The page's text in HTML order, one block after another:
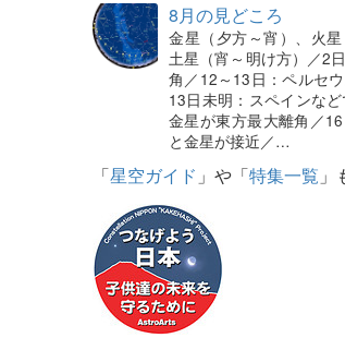
8月の見どころ
金星（夕方～宵）、火星
土星（宵～明け方）／2
角／12～13日：ペルセ
13日未明：スペインな
金星が東方最大離角／
と金星が接近／…
「星空ガイド 」や「特集一覧